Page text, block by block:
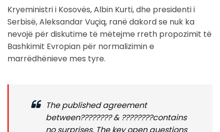
Kryeministri i Kosovës, Albin Kurti, dhe presidenti i
Serbisë, Aleksandar Vuçiq, ranë dakord se nuk ka
nevojë për diskutime të mëtejme rreth propozimit të
Bashkimit Evropian për normalizimin e
marrëdhënieve mes tyre.
The published agreement
between???????? & ????????contains
no surprises. The key open questions